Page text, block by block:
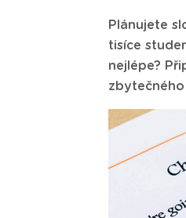
Plánujete
tisíce
nejlépe?
zbytečného